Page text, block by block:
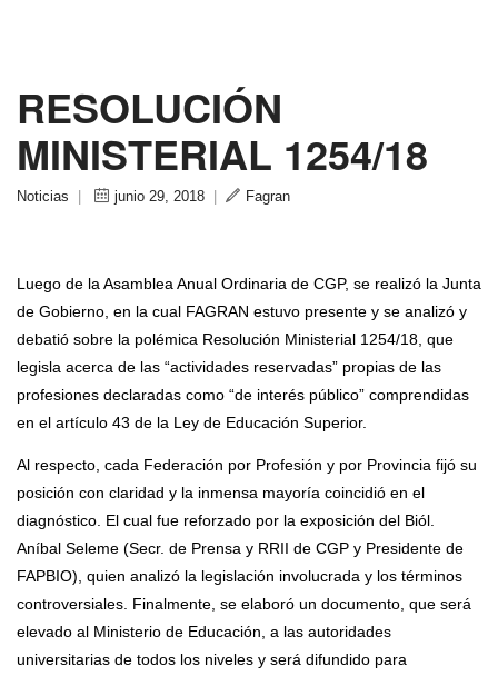
RESOLUCIÓN
MINISTERIAL 1254/18
Noticias junio 29, 2018 Fagran
Luego de la Asamblea Anual Ordinaria de CGP, se realizó la Junta
de Gobierno, en la cual FAGRAN estuvo presente y se analizó y
debatió sobre la polémica Resolución Ministerial 1254/18, que
legisla acerca de las “actividades reservadas” propias de las
profesiones declaradas como “de interés público” comprendidas
en el artículo 43 de la Ley de Educación Superior.
Al respecto, cada Federación por Profesión y por Provincia fijó su
posición con claridad y la inmensa mayoría coincidió en el
diagnóstico. El cual fue reforzado por la exposición del Biól.
Aníbal Seleme (Secr. de Prensa y RRII de CGP y Presidente de
FAPBIO), quien analizó la legislación involucrada y los términos
controversiales. Finalmente, se elaboró un documento, que será
elevado al Ministerio de Educación, a las autoridades
universitarias de todos los niveles y será difundido para